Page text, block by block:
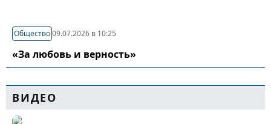
Общество09.07.2026 в 10:25
«За любовь и верность»
ВИДЕО